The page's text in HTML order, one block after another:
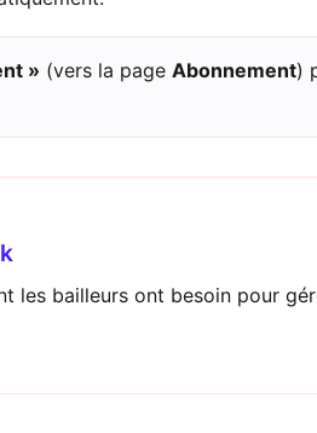
» (vers la page Abonnement)
les bailleurs ont besoin pour